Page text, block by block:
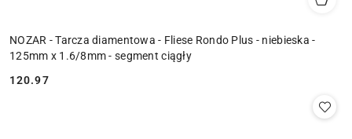
NOZAR - Tarcza diamentowa - Fliese Rondo Plus - niebieska -
125mm x 1.6/8mm - segment ciągły
Cena:
120.97